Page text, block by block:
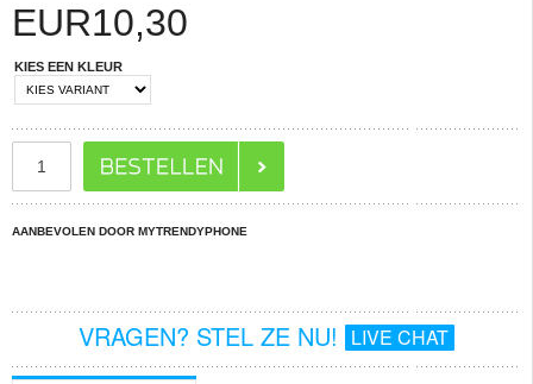
EUR10,30
KIES EEN KLEUR
AANBEVOLEN DOOR MYTRENDYPHONE
VRAGEN? STEL ZE NU! LIVE CHAT